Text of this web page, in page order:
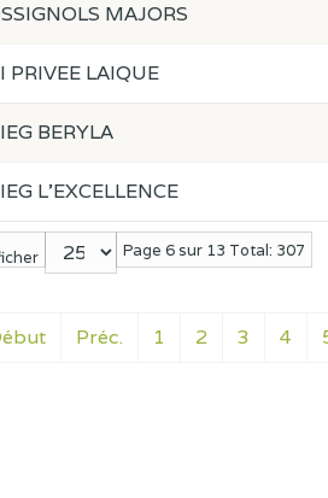
Page 6 sur 13 Total: 307
Préc. 1 2 3 4
MAJORS
PRIVEE LAIQUE
BERYLA
L'EXCELLENCE